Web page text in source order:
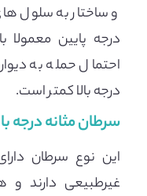
و ساختار به سلول
درجه پایین
احتمال حمله به
درجه بالا کمتر است.
سرطان مثانه درجه
این نوع سرطان
غیرطبیعی دارند و